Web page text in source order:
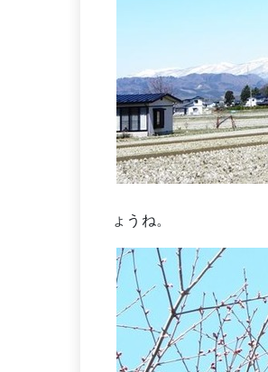
ょうね。